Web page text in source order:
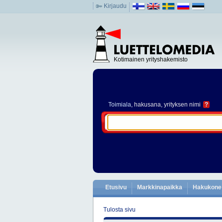
Kirjaudu
Kotimainen yrityshakemisto
Toimiala, hakusana, yrityksen nimi ?
Etusivu Markkinapaikka Hakukone
Tulosta sivu